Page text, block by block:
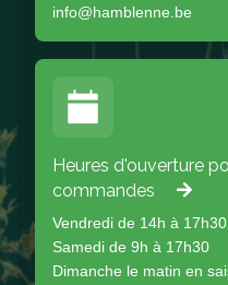
info@hamblenne.be
Heures d'ouverture
commandes
Vendredi de 14h à 17h30
Samedi de 9h à 17h30
Dimanche le matin en